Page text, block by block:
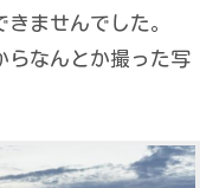
ませんでした。
らなんとか撮った写